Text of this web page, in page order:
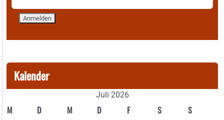
Kalender
Juli 2026
M D M D F S S